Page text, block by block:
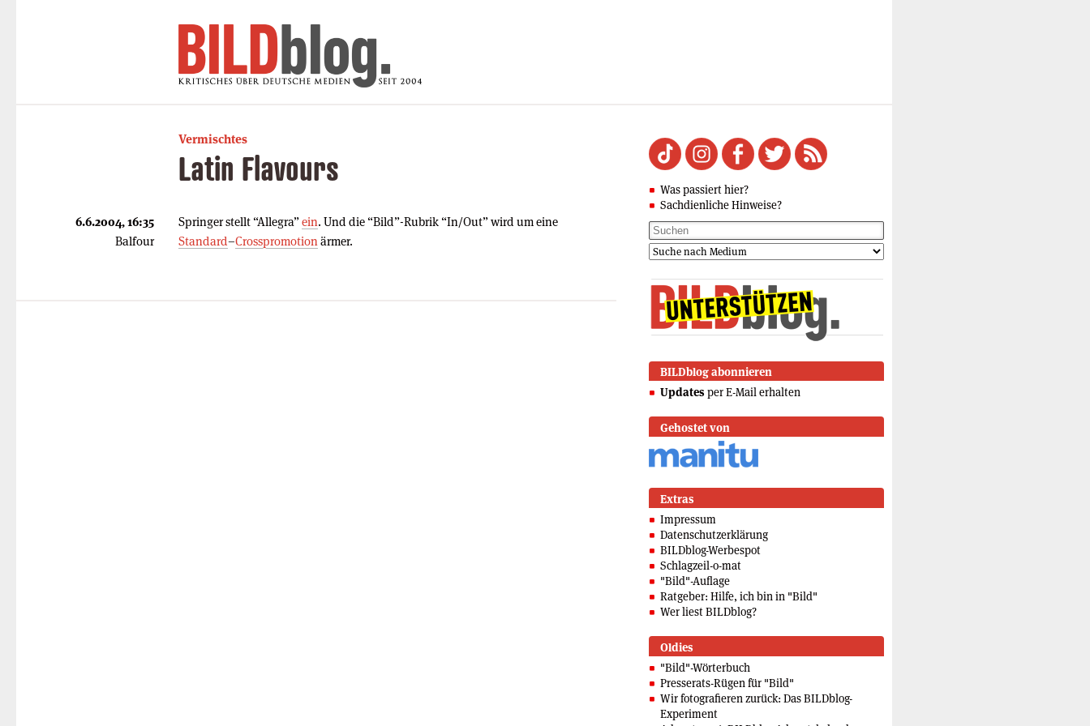
Vermischtes
Latin Flavours
Springer stellt “Allegra”ein. Und die “Bild”-Rubrik “In/Out” wird um eine
Standard–Crosspromotion ärmer.
6.6.2004, 16:35
Balfour
Was passiert hier?
Sachdienliche Hinweise?
BILDblog abonnieren
Updates per E-Mail erhalten
Gehostet von
Extras
Impressum
Datenschutzerklärung
BILDblog-Werbespot
Schlagzeil-o-mat
"Bild"-Auflage
Ratgeber: Hilfe, ich bin in "Bild"
Wer liest BILDblog?
Oldies
"Bild"-Wörterbuch
Presserats-Rügen für "Bild"
Wir fotografieren zurück: Das BILDblog-
Experiment